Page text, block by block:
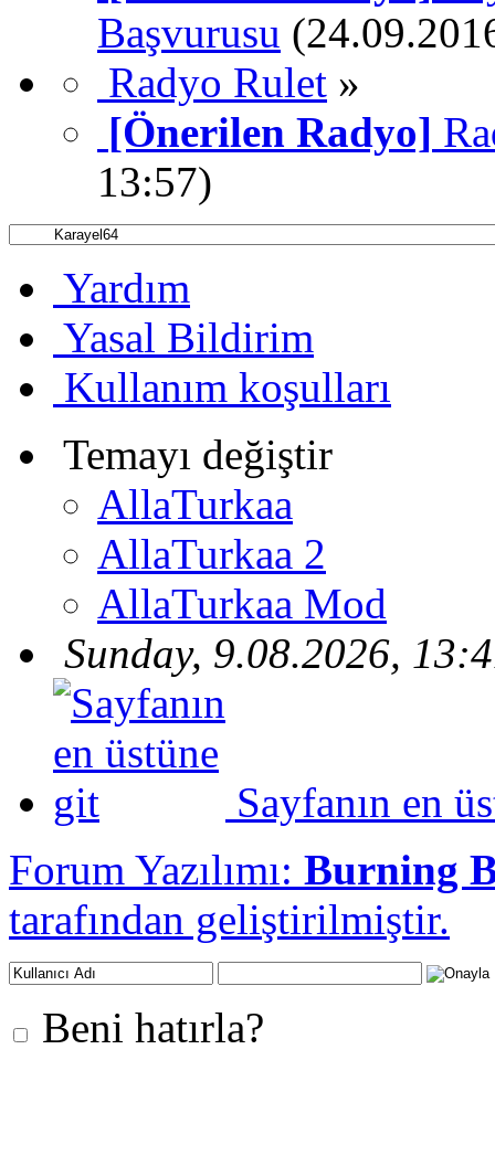
Başvurusu
Radyo Rulet »
[Önerilen Radyo]
13:57)
Yardım
Yasal Bildirim
Kullanım koşulları
Temayı değiştir
AllaTurkaa
AllaTurkaa 2
AllaTurkaa Mod
Sunday, 9.08.2026,
Sayfanın en
Forum Yazılımı: Burning
tarafından geliştirilmiştir.
Beni hatırla?